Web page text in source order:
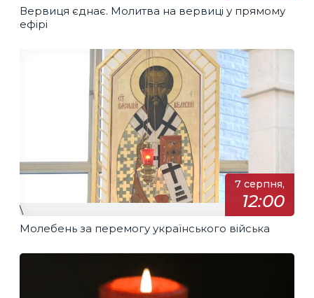
Вервиця єднає. Молитва на вервиці у прямому
ефірі
7 серпня,
12:00
\
Молебень за перемогу українського війська